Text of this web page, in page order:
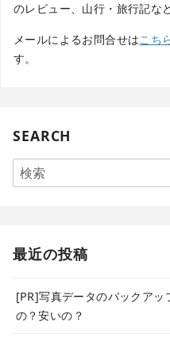
のレビュー、山行・旅行記な
メールによるお問合せはこち
す。
SEARCH
最近の投稿
[PR]写真データのバックア
の？安いの？